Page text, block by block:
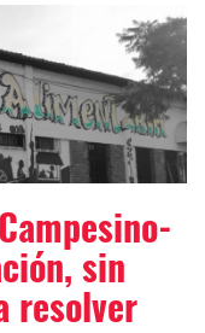
sin
resolver